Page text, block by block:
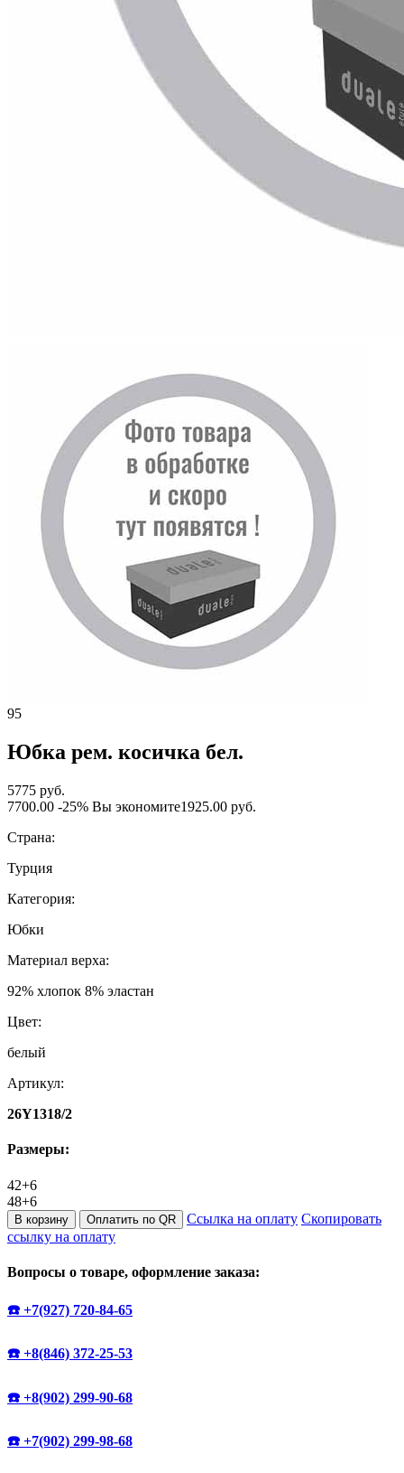
95
Юбка рем. косичка бел.
5775 руб.
7700.00 -25% Вы экономите1925.00 руб.
Страна:
Турция
Категория:
Юбки
Материал верха:
92% хлопок 8% эластан
Цвет:
белый
Артикул:
26Y1318/2
Размеры:
42+6
48+6
В корзину Оплатить по QR Ссылка на оплату Скопировать
ссылку на оплату
Вопросы о товаре, оформление заказа:
☎️ +7(927) 720-84-65
☎️ +8(846) 372-25-53
☎️ +8(902) 299-90-68
☎️ +7(902) 299-98-68